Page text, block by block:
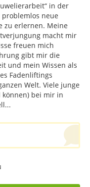
in der
neue
zu erlernen. Meine
macht mir
freuen mich
gibt mir die
und mein Wissen als
Fadenliftings
Welt. Viele junge
bei mir in